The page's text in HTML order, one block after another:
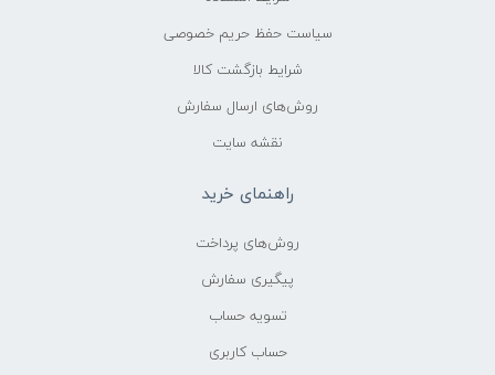
سیاست حفظ حریم خصوصی
شرایط بازگشت کالا
روش‌های ارسال سفارش
نقشه سایت
راهنمای خرید
روش‌های پرداخت
پیگیری سفارش
تسویه حساب
حساب کاربری